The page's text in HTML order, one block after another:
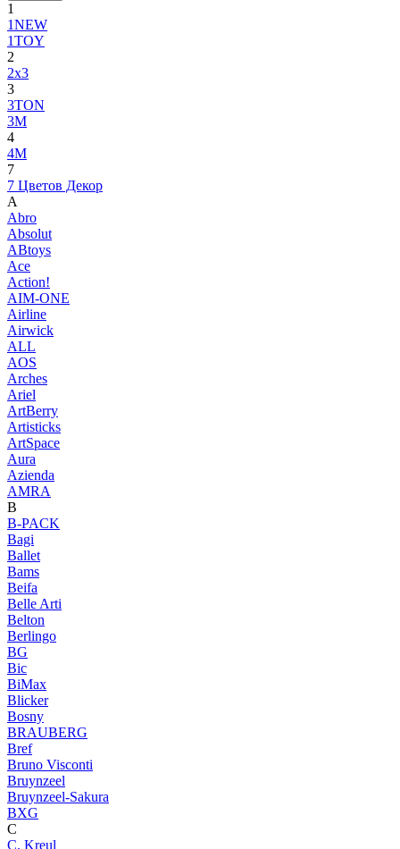
1
1NEW
1TOY
2
2x3
3
3TON
3М
4
4M
7
7 Цветов Декор
A
Abro
Absolut
ABtoys
Ace
Action!
AIM-ONE
Airline
Airwick
ALL
AOS
Arches
Ariel
ArtBerry
Artisticks
ArtSpace
Aura
Azienda
AМRA
B
B-PACK
Bagi
Ballet
Bams
Beifa
Belle Arti
Belton
Berlingo
BG
Bic
BiMax
Blicker
Bosny
BRAUBERG
Bref
Bruno Visconti
Bruynzeel
Bruynzeel-Sakura
BXG
C
C. Kreul